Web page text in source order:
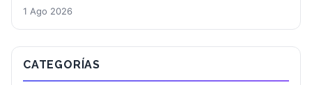
1 Ago 2026
CATEGORÍAS